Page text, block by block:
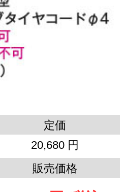
定価
20,680 円
販売価格